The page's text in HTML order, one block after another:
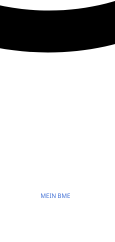
MEIN BME